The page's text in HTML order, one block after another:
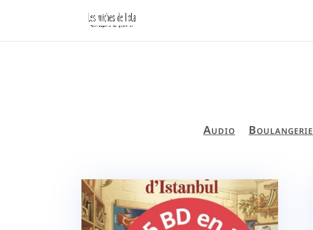
Audio Boulangerie